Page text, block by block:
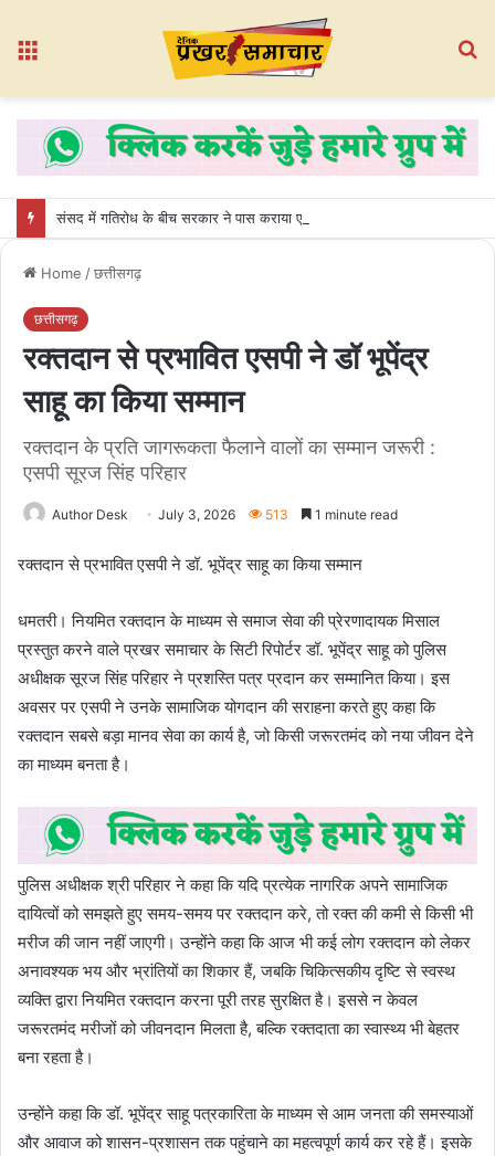
Home /छत्तीसगढ़
छत्तीसगढ़
रक्तदान से प्रभावित एसपी ने डॉ भूपेंद्र
साहू का किया सम्मान
रक्तदान के प्रति जागरूकता फैलाने वालों का सम्मान जरूरी :
एसपी सूरज सिंह परिहार
Author Desk July 3, 2026 513 1 minute read
रक्तदान से प्रभावित एसपी ने डॉ. भूपेंद्र साहू का किया सम्मान
धमतरी। नियमित रक्तदान के माध्यम से समाज सेवा की प्रेरणादायक मिसाल
प्रस्तुत करने वाले प्रखर समाचार के सिटी रिपोर्टर डॉ. भूपेंद्र साहू को पुलिस
अधीक्षक सूरज सिंह परिहार ने प्रशस्ति पत्र प्रदान कर सम्मानित किया। इस
अवसर पर एसपी ने उनके सामाजिक योगदान की सराहना करते हुए कहा कि
रक्तदान सबसे बड़ा मानव सेवा का कार्य है, जो किसी जरूरतमंद को नया जीवन देने
का माध्यम बनता है।
पुलिस अधीक्षक श्री परिहार ने कहा कि यदि प्रत्येक नागरिक अपने सामाजिक
दायित्वों को समझते हुए समय-समय पर रक्तदान करे, तो रक्त की कमी से किसी भी
मरीज की जान नहीं जाएगी। उन्होंने कहा कि आज भी कई लोग रक्तदान को लेकर
अनावश्यक भय और भ्रांतियों का शिकार हैं, जबकि चिकित्सकीय दृष्टि से स्वस्थ
व्यक्ति द्वारा नियमित रक्तदान करना पूरी तरह सुरक्षित है। इससे न केवल
जरूरतमंद मरीजों को जीवनदान मिलता है, बल्कि रक्तदाता का स्वास्थ्य भी बेहतर
बना रहता है।
उन्होंने कहा कि डॉ. भूपेंद्र साहू पत्रकारिता के माध्यम से आम जनता की समस्याओं
और आवाज को शासन-प्रशासन तक पहुंचाने का महत्वपूर्ण कार्य कर रहे हैं। इसके